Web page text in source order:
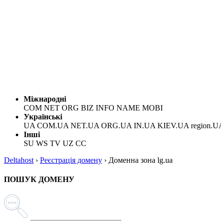
Міжнародні
COM NET ORG BIZ INFO NAME MOBI
Українські
UA COM.UA NET.UA ORG.UA IN.UA KIEV.UA
Інші
SU WS TV UZ CC
Deltahost › Реєстрація домену › Доменна зона lg.ua
ПОШУК ДОМЕНУ